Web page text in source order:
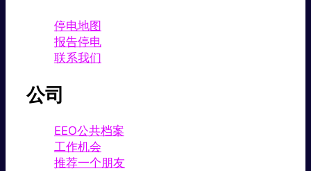
停电地图
报告停电
联系我们
公司
EEO公共档案
工作机会
推荐一个朋友